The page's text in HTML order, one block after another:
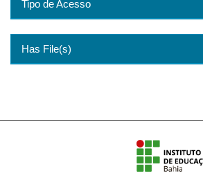
Tipo de Acesso
Has File(s)